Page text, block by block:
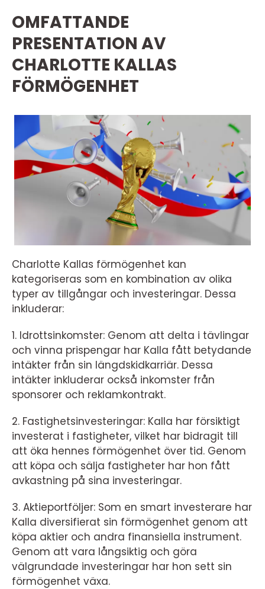
OMFATTANDE
PRESENTATION AV
CHARLOTTE KALLAS
FÖRMÖGENHET
Charlotte Kallas förmögenhet kan
kategoriseras som en kombination av olika
typer av tillgångar och investeringar. Dessa
inkluderar:
1. Idrottsinkomster: Genom att delta i tävlingar
och vinna prispengar har Kalla fått betydande
intäkter från sin längdskidkarriär. Dessa
intäkter inkluderar också inkomster från
sponsorer och reklamkontrakt.
2. Fastighetsinvesteringar: Kalla har försiktigt
investerat i fastigheter, vilket har bidragit till
att öka hennes förmögenhet över tid. Genom
att köpa och sälja fastigheter har hon fått
avkastning på sina investeringar.
3. Aktieportföljer: Som en smart investerare har
Kalla diversifierat sin förmögenhet genom att
köpa aktier och andra finansiella instrument.
Genom att vara långsiktig och göra
välgrundade investeringar har hon sett sin
förmögenhet växa.